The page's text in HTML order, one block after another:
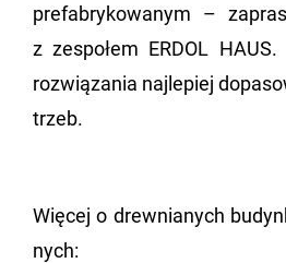
pre­fa­bry­ko­wa­nym –
z ze­spo­łem ERDOL
roz­wią­za­nia naj­le­piej
trzeb.
Wię­cej o drew­nia­nych
nych: